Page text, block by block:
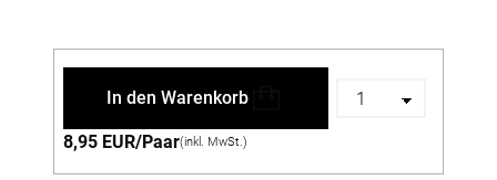
In den Warenkorb
8,95 EUR/Paar(inkl. MwSt.)